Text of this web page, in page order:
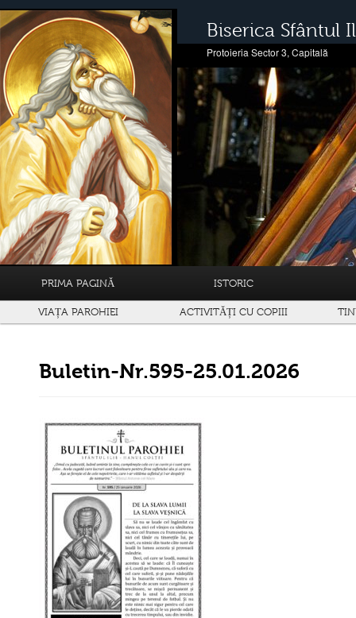
Biserica Sfântul
Protoieria Sector 3, Capitală
PRIMA PAGINĂ ISTORIC
VIAȚA PAROHIEI ACTIVITĂȚI CU COPIII
Buletin-Nr.595-25.01.2026